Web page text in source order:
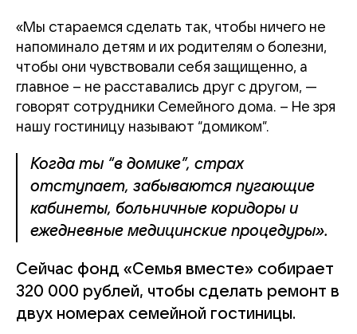
«Мы стараемся сделать так, чтобы ничего не
напоминало детям и их родителям о болезни,
чтобы они чувствовали себя защищенно, а
главное – не расставались друг с другом, —
говорят сотрудники Семейного дома. – Не зря
нашу гостиницу называют “домиком”.
Когда ты “в домике”, страх
отступает, забываются пугающие
кабинеты, больничные коридоры и
ежедневные медицинские процедуры».
Сейчас фонд «Семья вместе» собирает
320 000 рублей, чтобы сделать ремонт в
двух номерах семейной гостиницы.